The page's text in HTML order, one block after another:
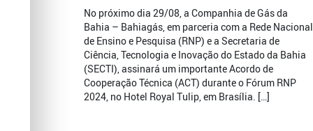
No próximo dia 29/08, a Companhia de Gás da
Bahia – Bahiagás, em parceria com a Rede Nacional
de Ensino e Pesquisa (RNP) e a Secretaria de
Ciência, Tecnologia e Inovação do Estado da Bahia
(SECTI), assinará um importante Acordo de
Cooperação Técnica (ACT) durante o Fórum RNP
2024, no Hotel Royal Tulip, em Brasília. […]